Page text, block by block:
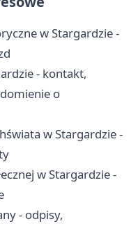
w Stargardzie -
- kontakt,
o
w Stargardzie -
w Stargardzie -
- odpisy,